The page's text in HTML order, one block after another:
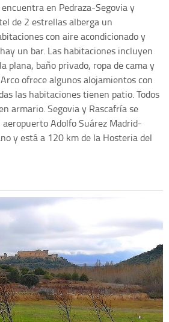
en Pedraza-Segovia y
de 2 estrellas alberga un
con aire acondicionado y
un bar. Las habitaciones incluyen
plana, baño privado, ropa de cama y
ofrece algunos alojamientos con
las habitaciones tienen patio. Todos
armario. Segovia y Rascafría se
Adolfo Suárez Madrid-
y está a 120 km de la Hosteria del